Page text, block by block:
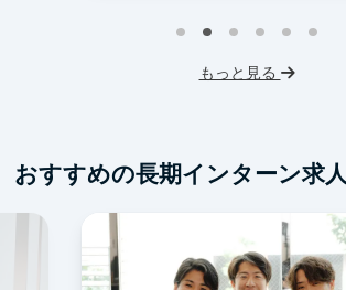
シンクタンク IT業界
スタートアップ 土日勤務可
もっと見る
おすすめの長期インターン求人